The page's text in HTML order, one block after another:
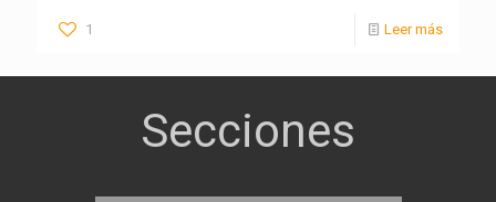
1 Leer más